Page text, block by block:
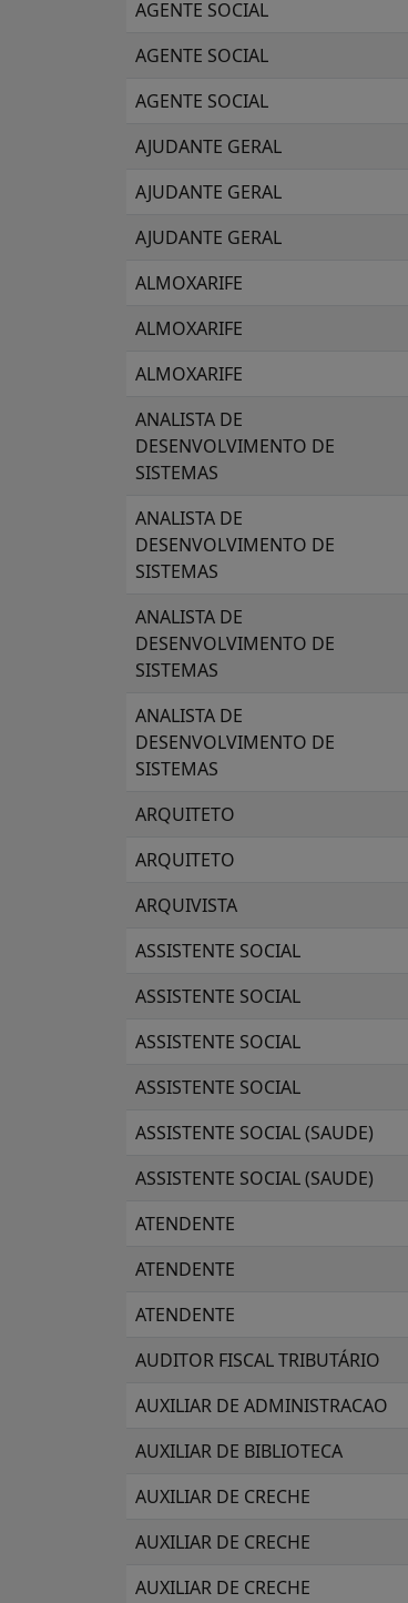
AGENTE SOCIAL
AGENTE SOCIAL
AGENTE SOCIAL
AJUDANTE GERAL
AJUDANTE GERAL
AJUDANTE GERAL
ALMOXARIFE
ALMOXARIFE
ALMOXARIFE
ANALISTA DE
DESENVOLVIMENTO DE
SISTEMAS
ANALISTA DE
DESENVOLVIMENTO DE
SISTEMAS
ANALISTA DE
DESENVOLVIMENTO DE
SISTEMAS
ANALISTA DE
DESENVOLVIMENTO DE
SISTEMAS
ARQUITETO
ARQUITETO
ARQUIVISTA
ASSISTENTE SOCIAL
ASSISTENTE SOCIAL
ASSISTENTE SOCIAL
ASSISTENTE SOCIAL
ASSISTENTE SOCIAL (SAUDE)
ASSISTENTE SOCIAL (SAUDE)
ATENDENTE
ATENDENTE
ATENDENTE
AUDITOR FISCAL TRIBUTÁRIO
AUXILIAR DE ADMINISTRACAO
AUXILIAR DE BIBLIOTECA
AUXILIAR DE CRECHE
AUXILIAR DE CRECHE
AUXILIAR DE CRECHE